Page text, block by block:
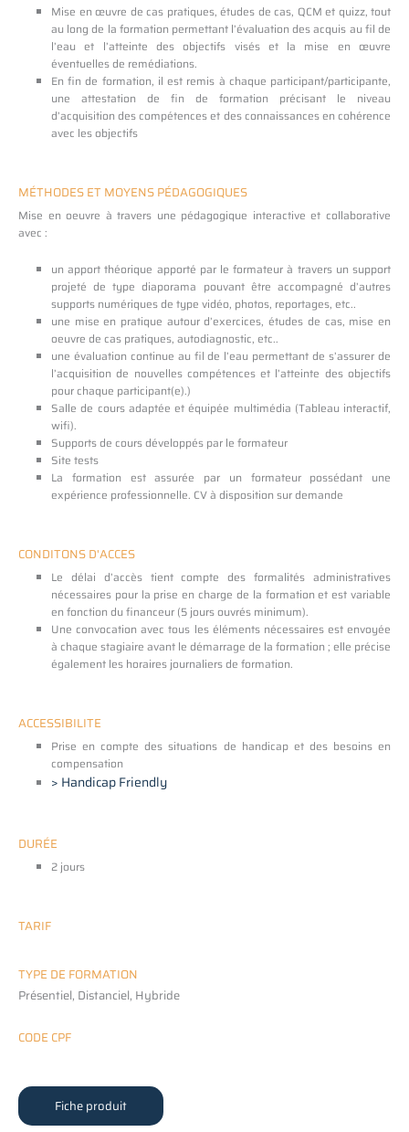
Mise en œuvre de cas pratiques, études de cas, QCM et quizz, tout
au long de la formation permettant l’évaluation des acquis au fil de
l’eau et l’atteinte des objectifs visés et la mise en œuvre
éventuelles de remédiations.
En fin de formation, il est remis à chaque participant/participante,
une attestation de fin de formation précisant le niveau
d’acquisition des compétences et des connaissances en cohérence
avec les objectifs
MÉTHODES ET MOYENS PÉDAGOGIQUES
Mise en oeuvre à travers une pédagogique interactive et collaborative
avec :
un apport théorique apporté par le formateur à travers un support
projeté de type diaporama pouvant être accompagné d’autres
supports numériques de type vidéo, photos, reportages, etc..
une mise en pratique autour d’exercices, études de cas, mise en
oeuvre de cas pratiques, autodiagnostic, etc..
une évaluation continue au fil de l’eau permettant de s’assurer de
l’acquisition de nouvelles compétences et l’atteinte des objectifs
pour chaque participant(e).)
Salle de cours adaptée et équipée multimédia (Tableau interactif,
wifi).
Supports de cours développés par le formateur
Site tests
La formation est assurée par un formateur possédant une
expérience professionnelle. CV à disposition sur demande
CONDITONS D'ACCES
Le délai d’accès tient compte des formalités administratives
nécessaires pour la prise en charge de la formation et est variable
en fonction du financeur (5 jours ouvrés minimum).
Une convocation avec tous les éléments nécessaires est envoyée
à chaque stagiaire avant le démarrage de la formation ; elle précise
également les horaires journaliers de formation.
ACCESSIBILITE
Prise en compte des situations de handicap et des besoins en
compensation
> Handicap Friendly
DURÉE
2 jours
TARIF
TYPE DE FORMATION
Présentiel, Distanciel, Hybride
CODE CPF
Fiche produit